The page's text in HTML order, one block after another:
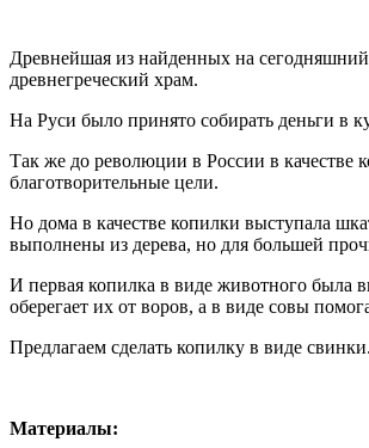
Древнейшая из найденных на
древнегреческий храм.
На Руси было принято собирать деньги в
Так же до революции в России в качестве
благотворительные цели.
Но дома в качестве копилки выступала
выполнены из дерева, но для большей
И первая копилка в виде животного была
оберегает их от воров, а в виде совы
Предлагаем сделать копилку в виде свинки.
Материалы: